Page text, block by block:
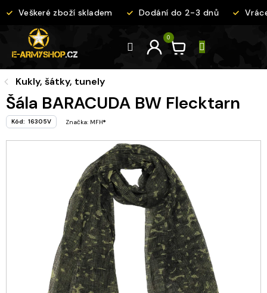
na
Veškeré zboží skladem Dodání do 2-3 dnů
Kukly, šátky, tunely
Šála BARACUDA BW Flecktarn
Kód: 16305V Značka: MFH®